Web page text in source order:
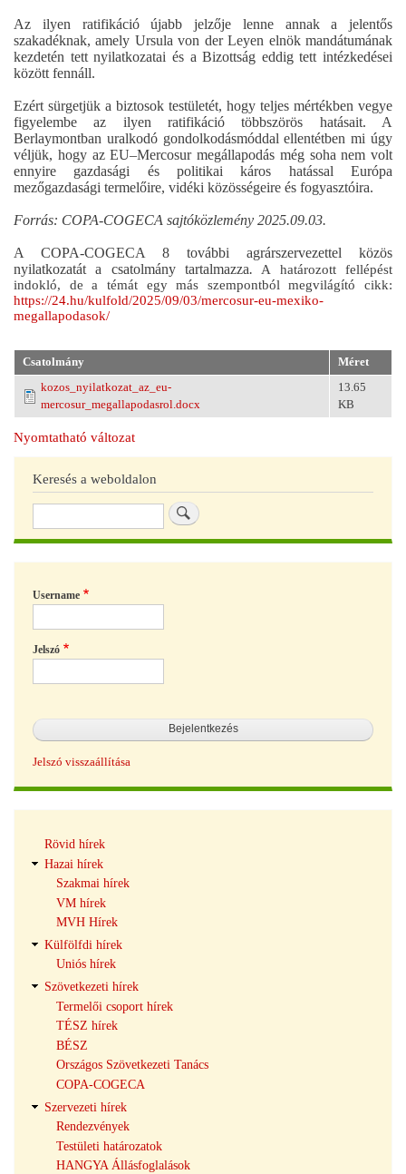
Az ilyen ratifikáció újabb jelzője lenne annak a jelentős
szakadéknak, amely Ursula von der Leyen elnök mandátumának
kezdetén tett nyilatkozatai és a Bizottság eddig tett intézkedései
között fennáll.
Ezért sürgetjük a biztosok testületét, hogy teljes mértékben vegye
figyelembe az ilyen ratifikáció többszörös hatásait. A
Berlaymontban uralkodó gondolkodásmóddal ellentétben mi úgy
véljük, hogy az EU–Mercosur megállapodás még soha nem volt
ennyire gazdasági és politikai káros hatással Európa
mezőgazdasági termelőire, vidéki közösségeire és fogyasztóira.
Forrás: COPA-COGECA sajtóközlemény 2025.09.03.
A COPA-COGECA 8 további agrárszervezettel közös
nyilatkozatát a csatolmány tartalmazza. A határozott fellépést
indokló, de a témát egy más szempontból megvilágító cikk:
https://24.hu/kulfold/2025/09/03/mercosur-eu-mexiko-
megallapodasok/
Csatolmány
Méret
kozos_nyilatkozat_az_eu-
mercosur_megallapodasrol.docx
13.65
KB
Nyomtatható változat
Keresés a weboldalon
Username
Jelszó
Jelszó visszaállítása
navigáció
Rövid hírek
Hazai hírek
Szakmai hírek
VM hírek
MVH Hírek
Külfölfdi hírek
Uniós hírek
Szövetkezeti hírek
Termelői csoport hírek
TÉSZ hírek
BÉSZ
Országos Szövetkezeti Tanács
COPA-COGECA
Szervezeti hírek
Rendezvények
Testületi határozatok
HANGYA Állásfoglalások